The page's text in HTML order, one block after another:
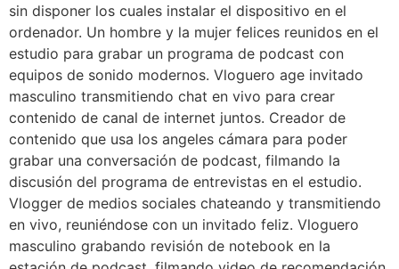
sin disponer los cuales instalar el dispositivo en el
ordenador. Un hombre y la mujer felices reunidos en el
estudio para grabar un programa de podcast con
equipos de sonido modernos. Vloguero age invitado
masculino transmitiendo chat en vivo para crear
contenido de canal de internet juntos. Creador de
contenido que usa los angeles cámara para poder
grabar una conversación de podcast, filmando la
discusión del programa de entrevistas en el estudio.
Vlogger de medios sociales chateando y transmitiendo
en vivo, reuniéndose con un invitado feliz. Vloguero
masculino grabando revisión de notebook en la